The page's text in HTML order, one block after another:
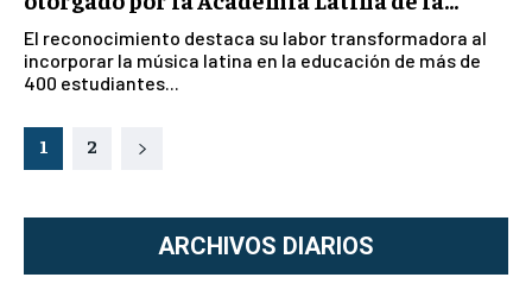
El reconocimiento destaca su labor transformadora al
incorporar la música latina en la educación de más de
400 estudiantes...
1 2
ARCHIVOS DIARIOS